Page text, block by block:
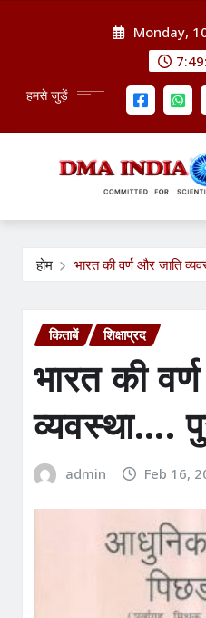
Monday,
हमसे जुड़ें
होम भारत की वर्ण और जाति
किताबें शिक्षाप्रद
भारत की
व्यवस्था….
admin Feb 16,